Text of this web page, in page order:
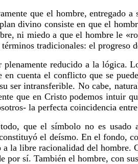
que el hombre, entregado a
divino consiste en que el
ni miedo a que el hombre le
tradicionales: el
reducido a la lógica.
en cuenta el conflicto que se
ser intransferible. No cabe,
que en Cristo podemos intuir
la perfecta coincidencia
todo, que el símbolo no es
el deísmo. En el fondo,
la libre racionalidad del
por sí. También el hombre, con